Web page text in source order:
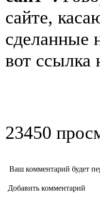
сайте,
сделанные
вот
23450
Ваш комментарий будет
Добавить комментарий